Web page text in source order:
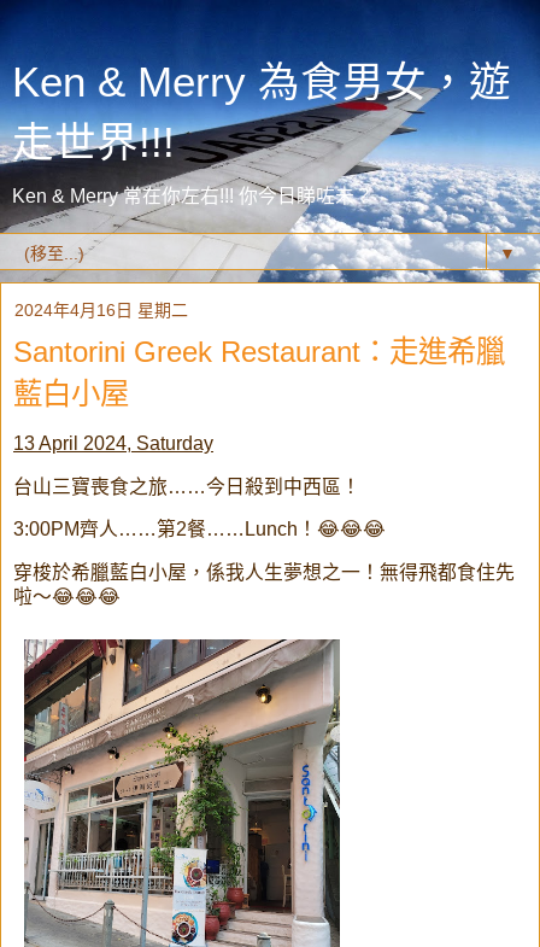
Ken & Merry 為食男女，遊
走世界!!!
Ken & Merry 常在你左右!!! 你今日睇咗未？
▼
2024年4月16日 星期二
Santorini Greek Restaurant：走進希臘
藍白小屋
13 April 2024, Saturday
台山三寶喪食之旅……今日殺到中西區！
3:00PM齊人……第2餐……Lunch！😂😂😂
穿梭於希臘藍白小屋，係我人生夢想之一！無得飛都食住先
啦～😂😂😂